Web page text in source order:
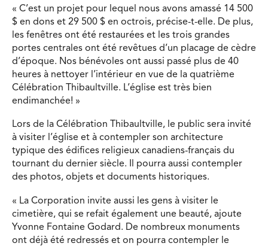
« C’est un projet pour lequel nous avons amassé 14 500
$ en dons et 29 500 $ en octrois, précise-t-elle. De plus,
les fenêtres ont été restaurées et les trois grandes
portes centrales ont été revêtues d’un placage de cèdre
d’époque. Nos bénévoles ont aussi passé plus de 40
heures à nettoyer l’intérieur en vue de la quatrième
Célébration Thibaultville. L’église est très bien
endimanchée! »
Lors de la Célébration Thibaultville, le public sera invité
à visiter l’église et à contempler son architecture
typique des édifices religieux canadiens-français du
tournant du dernier siècle. Il pourra aussi contempler
des photos, objets et documents historiques.
« La Corporation invite aussi les gens à visiter le
cimetière, qui se refait également une beauté, ajoute
Yvonne Fontaine Godard. De nombreux monuments
ont déjà été redressés et on pourra contempler le